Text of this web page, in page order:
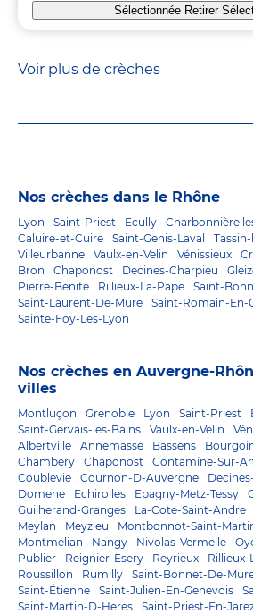
Sélectionnée Retirer
Voir plus de crèches
Nos crèches dans le Rhône
Lyon Saint-Priest Ecully
Charbonnière
Caluire-et-Cuire
Saint-Genis-Laval
Villeurbanne
Vaulx-en-Velin Vénissieux
Bron
Chaponost Decines-Charpieu
Pierre-Benite
Rillieux-La-Pape
Saint-
Saint-Laurent-De-Mure
Saint-Romain-En-
Sainte-Foy-Les-Lyon
Nos crèches en Auvergne-
villes
Montluçon Grenoble Lyon Saint-Priest
Saint-Gervais-les-Bains
Vaulx-en-Velin
Albertville
Annemasse Bassens
Chambery
Chaponost Contamine-Sur-
Coublevie
Cournon-D-Auvergne
Domene
Echirolles Epagny-Metz-Tessy
Guilherand-Granges
La-Cote-Saint-Andre
Meylan
Meyzieu Montbonnot-Saint-
Montmelian
Nangy Nivolas-Vermelle
Publier
Reignier-Esery Reyrieux Rillieux-
Roussillon
Rumilly Saint-Bonnet-De-
Saint-Étienne
Saint-Julien-En-Genevois
Saint-Martin-D-Heres
Saint-Priest-En-